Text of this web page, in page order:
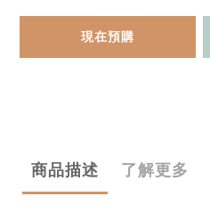
現在預購
商品描述 了解更多